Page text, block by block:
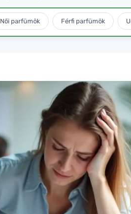
Női parfümök Férfi parfümök